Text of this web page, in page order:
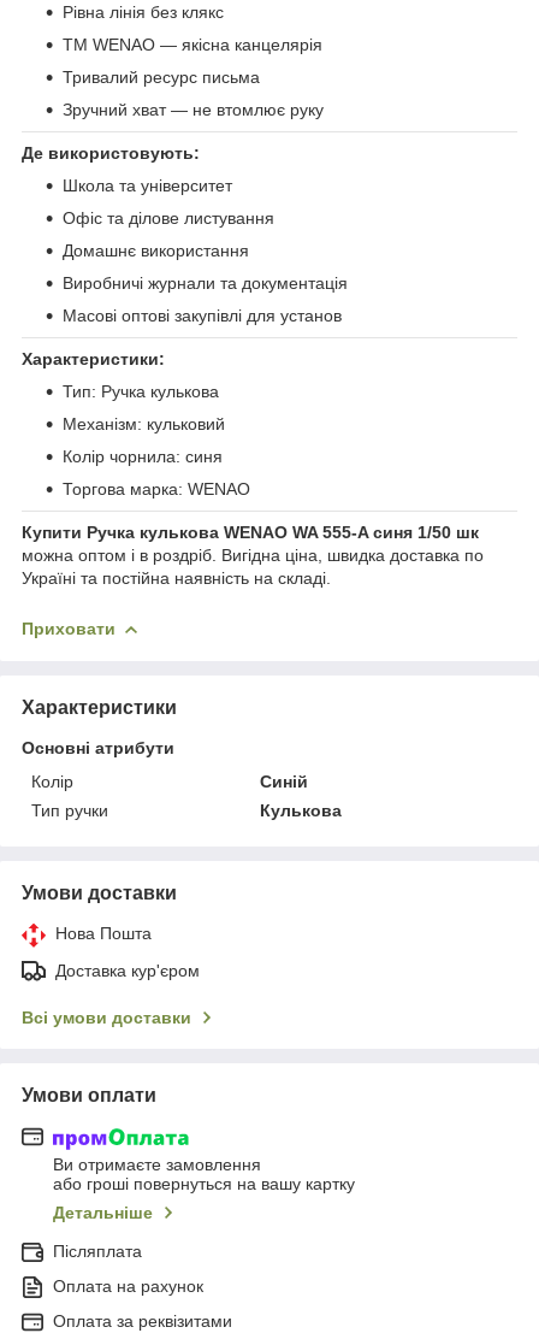
Рівна лінія без клякс
ТМ WENAO — якісна канцелярія
Тривалий ресурс письма
Зручний хват — не втомлює руку
Де використовують:
Школа та університет
Офіс та ділове листування
Домашнє використання
Виробничі журнали та документація
Масові оптові закупівлі для установ
Характеристики:
Тип: Ручка кулькова
Механізм: кульковий
Колір чорнила: синя
Торгова марка: WENAO
Купити Ручка кулькова WENAO WA 555-A синя 1/50 шк
можна оптом і в роздріб. Вигідна ціна, швидка доставка по
Україні та постійна наявність на складі.
Приховати
Характеристики
Основні атрибути
Колір
Синій
Тип ручки
Кулькова
Умови доставки
Нова Пошта
Доставка кур'єром
Всі умови доставки
Умови оплати
Ви отримаєте замовлення
або гроші повернуться на вашу картку
Детальніше
Післяплата
Оплата на рахунок
Оплата за реквізитами